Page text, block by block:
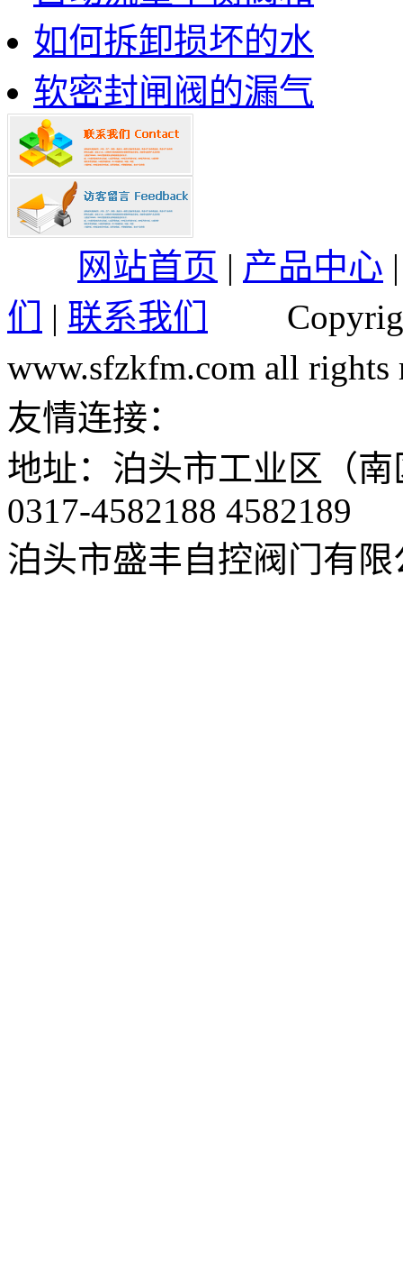
如何拆卸损坏的水
软密封闸阀的漏气
网站首页 | 产品中心
们
| 联系我们
www.sfzkfm.com all rights
友情连接：
地址：泊头市工业区（
0317-4582188 4582189
泊头市盛丰自控阀门有